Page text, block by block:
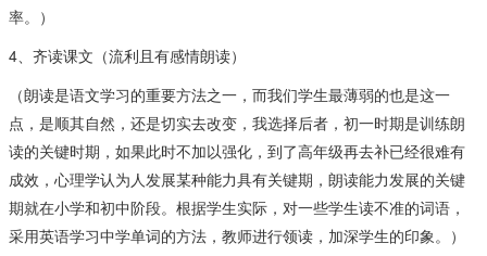
率。）
4、齐读课文（流利且有感情朗读）
（朗读是语文学习的重要方法之一，而我们学生最薄弱的也是这一
点，是顺其自然，还是切实去改变，我选择后者，初一时期是训练朗
读的关键时期，如果此时不加以强化，到了高年级再去补已经很难有
成效，心理学认为人发展某种能力具有关键期，朗读能力发展的关键
期就在小学和初中阶段。根据学生实际，对一些学生读不准的词语，
采用英语学习中学单词的方法，教师进行领读，加深学生的印象。）